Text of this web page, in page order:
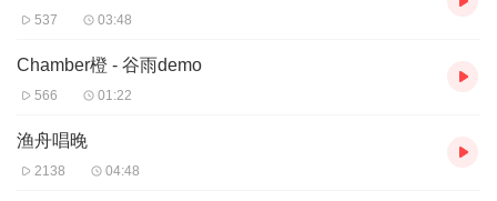
537 03:48
Chamber橙 - 谷雨demo
566 01:22
渔舟唱晚
2138 04:48